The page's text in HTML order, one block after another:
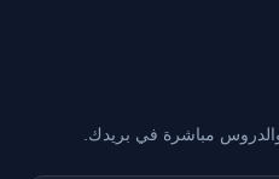
مباشرة في بريدك.